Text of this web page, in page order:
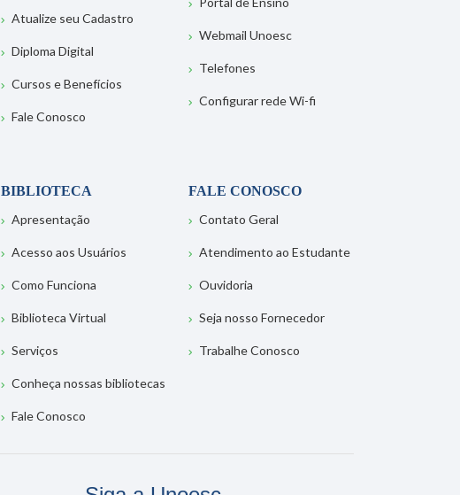
Atualize seu Cadastro
Diploma Digital
Cursos e Benefícios
Fale Conosco
Webmail Unoesc
Telefones
Configurar rede Wi-fi
BIBLIOTECA
Apresentação
Acesso aos Usuários
Como Funciona
Biblioteca Virtual
Serviços
Conheça nossas bibliotecas
Fale Conosco
FALE CONOSCO
Contato Geral
Atendimento ao Estudante
Ouvidoria
Seja nosso Fornecedor
Trabalhe Conosco